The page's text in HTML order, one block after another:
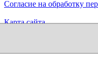
Согласие на обработку
Карта сайта
Продвижение сайта